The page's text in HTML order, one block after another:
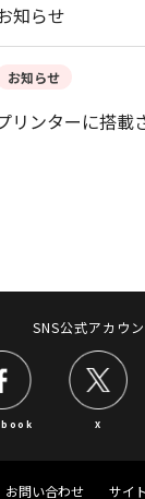
知らせ
お知らせ
リンターに搭載
SNS公式アカウ
X
お問い合わせ サイ